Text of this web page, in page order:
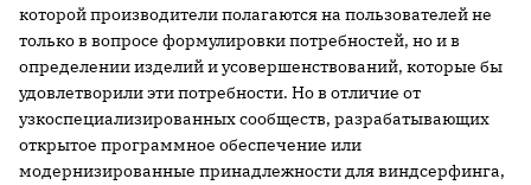
которой производители полагаются на пользователей не
только в вопросе формулировки потребностей, но и в
определении изделий и усовершенствований, которые бы
удовлетворили эти потребности. Но в отличие от
узкоспециализированных сообществ, разрабатывающих
открытое программное обеспечение или
модернизированные принадлежности для виндсерфинга,